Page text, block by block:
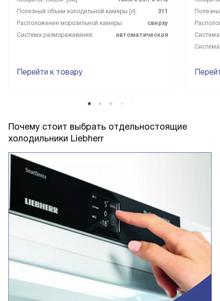
Полезный объем холодильной камеры [л]:
311
Расположение морозильной камеры:
сверху
Система размораживания:
автоматическая
Перейти к товару
Почему стоит выбрать отдельностоящие
холодильники Liebherr